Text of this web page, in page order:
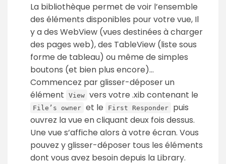
La bibliothèque permet de voir l’ensemble
des éléments disponibles pour votre vue, Il
y a des WebView (vues destinées à charger
des pages web), des TableView (liste sous
forme de tableau) ou même de simples
boutons (et bien plus encore)...
Commencez par glisser-déposer un
élément
View vers votre .xib contenant le
File’s owner et le First Responder
puis
ouvrez la vue en cliquant deux fois dessus.
Une vue s’affiche alors à votre écran. Vous
pouvez y glisser-déposer tous les éléments
dont vous avez besoin depuis la Library.